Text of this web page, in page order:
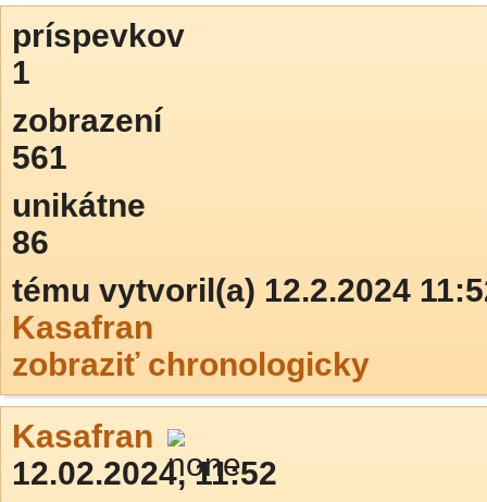
príspevkov
1
zobrazení
561
unikátne
86
tému vytvoril(a) 12.2.2024
Kasafran
zobraziť chronologicky
Kasafran
12.02.2024, 11:52